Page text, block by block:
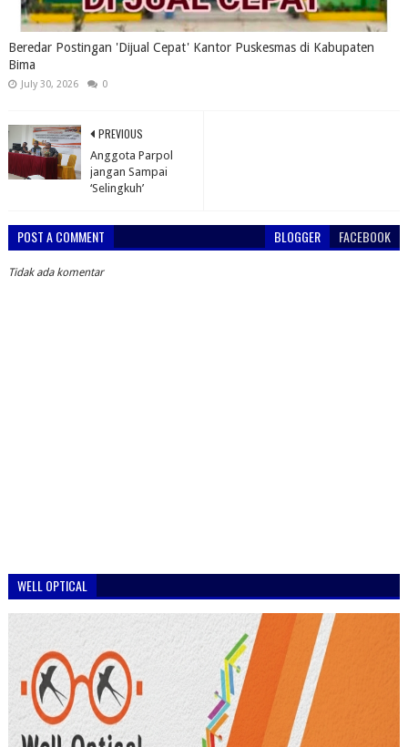
Beredar Postingan 'Dijual Cepat' Kantor Puskesmas di Kabupaten
Bima
July 30, 2026 0
PREVIOUS
Anggota Parpol
jangan Sampai
‘Selingkuh’
POST A COMMENT BLOGGER FACEBOOK
Tidak ada komentar
WELL OPTICAL